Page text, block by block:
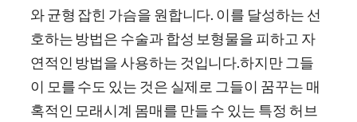
와 균형 잡힌 가슴을 원합니다. 이를 달성하는 선
호하는 방법은 수술과 합성 보형물을 피하고 자
연적인 방법을 사용하는 것입니다.하지만 그들
이 모를 수도 있는 것은 실제로 그들이 꿈꾸는 매
혹적인 모래시계 몸매를 만들 수 있는 특정 허브